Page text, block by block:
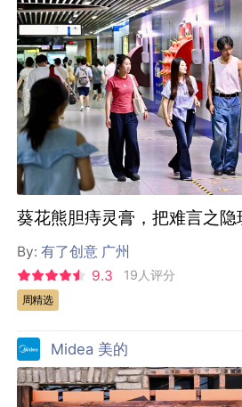
葵花熊胆痔灵膏，把难言之隐
By:有了创意 广州
9.3
19人评分
周精选
Midea 美的